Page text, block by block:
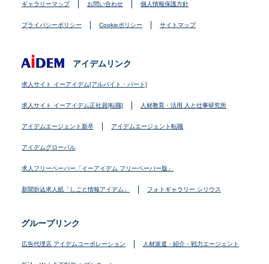
ギャラリーマップ お問い合わせ 個人情報保護方針
プライバシーポリシー Cookieポリシー サイトマップ
アイデムリンク
求人サイト イーアイデム[アルバイト・パート]
求人サイト イーアイデム正社員[転職] 人材教育・活用 人と仕事研究所
アイデムエージェント新卒 アイデムエージェント転職
アイデムグローバル
求人フリーペーパー「イーアイデム フリーペーパー版」
新聞折込求人紙「しごと情報アイデム」 フォトギャラリー シリウス
グループリンク
広告代理店 アイデムコーポレーション 人材派遣・紹介・戦力エージェント